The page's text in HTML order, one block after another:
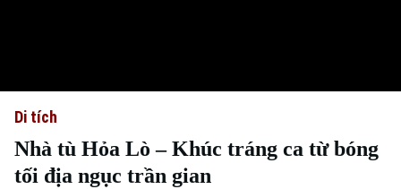
Di tích
Nhà tù Hỏa Lò – Khúc tráng ca từ bóng
tối địa ngục trần gian